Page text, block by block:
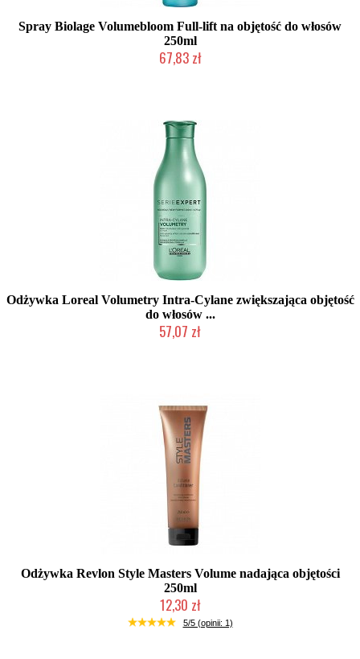
Spray Biolage Volumebloom Full-lift na objętość do włosów
250ml
67,83 zł
Odżywka Loreal Volumetry Intra-Cylane zwiększająca objętość
do włosów ...
57,07 zł
Odżywka Revlon Style Masters Volume nadająca objętości
250ml
12,30 zł
Produkt wycofany
5/5 (opinii: 1)